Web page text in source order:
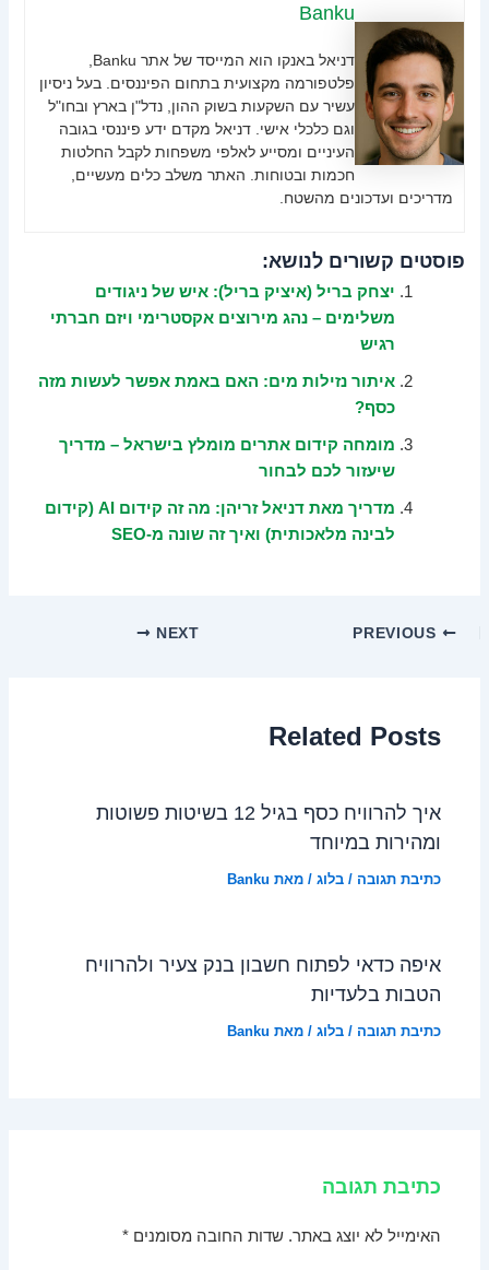
Banku
פלטפורמה מקצועית בתחום הפיננסים. בעל ניסיון
עשיר עם השקעות בשוק ההון, נדל"ן בארץ ובחו"ל
וגם כלכלי אישי. דניאל מקדם ידע פיננסי בגובה
העיניים ומסייע לאלפי משפחות לקבל החלטות
חכמות ובטוחות. האתר משלב כלים מעשיים,
מדריכים ועדכונים מהשטח.
פוסטים קשורים לנושא:
יצחק בריל (איציק בריל): איש של ניגודים
משלימים – נהג מירוצים אקסטרימי ויזם חברתי
רגיש
איתור נזילות מים: האם באמת אפשר לעשות מזה
כסף?
מומחה קידום אתרים מומלץ בישראל – מדריך
שיעזור לכם לבחור
מדריך מאת דניאל זריהן: מה זה קידום AI (קידום
לבינה מלאכותית) ואיך זה שונה מ-SEO
NEXT
Related Posts
איך להרוויח כסף בגיל 12 בשיטות פשוטות
ומהירות במיוחד
כתיבת תגובה /בלוג / מאת Banku
איפה כדאי לפתוח חשבון בנק צעיר ולהרוויח
הטבות בלעדיות
כתיבת תגובה /בלוג / מאת Banku
כתיבת תגובה
האימייל לא יוצג באתר. שדות החובה מסומנים*